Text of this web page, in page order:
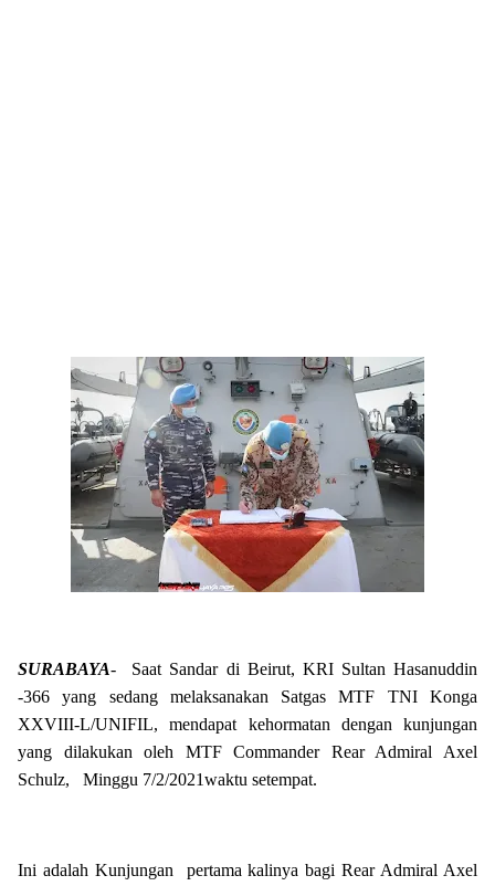
SURABAYA- Saat Sandar di Beirut, KRI Sultan Hasanuddin
-366 yang sedang melaksanakan Satgas MTF TNI Konga
XXVIII-L/UNIFIL, mendapat kehormatan dengan kunjungan
yang dilakukan oleh MTF Commander Rear Admiral Axel
Schulz, Minggu 7/2/2021waktu setempat.
Ini adalah Kunjungan pertama kalinya bagi Rear Admiral Axel